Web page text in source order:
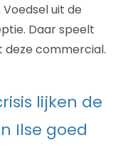
uit de
Daar speelt
deze commercial.
lijken de
Ilse goed